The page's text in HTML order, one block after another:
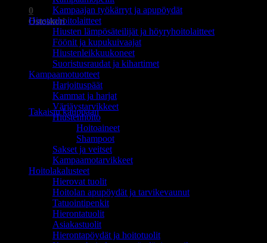
0
Ostoskori
Ostoskori on tyhjä.
Takaisin kauppaan
Kampaajan työkärryt ja apupöydät
Hiustenhoitolaitteet
Hiusten lämpösäteilijät ja höyryhoitolaitteet
Föönit ja kupukuivaajat
Hiustenleikkuukoneet
Suoristusraudat ja kihartimet
Kampaamotuotteet
Harjoituspäät
Kammat ja harjat
Värjäystarvikkeet
Hiustenhoito
Hoitoaineet
Shampoot
Sakset ja veitset
Kampaamotarvikkeet
Hoitolakalusteet
Hierovat tuolit
Hoitolan apupöydät ja tarvikevaunut
Tatuointipenkit
Hierontatuolit
Asiakastuolit
Hierontapöydät ja hoitotuolit